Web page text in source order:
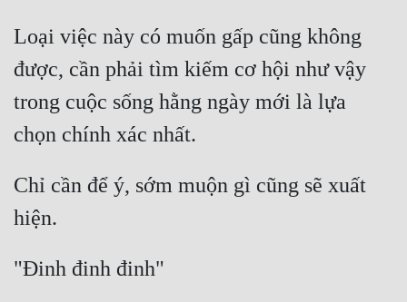
Lịch Sử
Mưu Mô
Ngược
Loại việc này có muốn gấp cũng không
được, cần phải tìm kiếm cơ hội như vậy
trong cuộc sống hằng ngày mới là lựa
Chỉ cần để ý, sớm muộn gì cũng sẽ xuất